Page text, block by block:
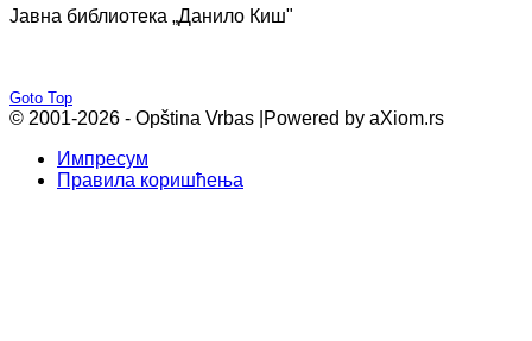
Јавна библиотека „Данило Киш"
Goto Top
© 2001-2026 - Opština Vrbas | Powered by aXiom.rs
Импресум
Правила коришћења